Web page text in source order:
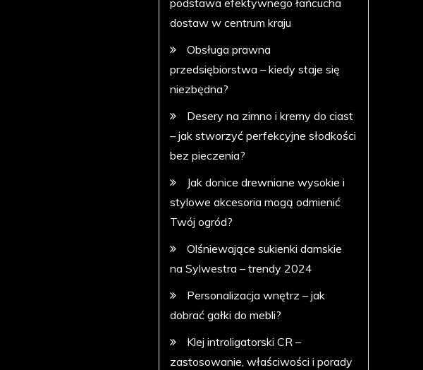
podstawa efektywnego łańcucha
dostaw w centrum kraju
Obsługa prawna
przedsiębiorstwa – kiedy staje się
niezbędna?
Desery na zimno i kremy do ciast
– jak stworzyć perfekcyjne słodkości
bez pieczenia?
Jak donice drewniane wysokie i
stylowe akcesoria mogą odmienić
Twój ogród?
Olśniewające sukienki damskie
na Sylwestra – trendy 2024
Personalizacja wnętrz – jak
dobrać gałki do mebli?
Klej introligatorski CR –
zastosowanie, właściwości i porady